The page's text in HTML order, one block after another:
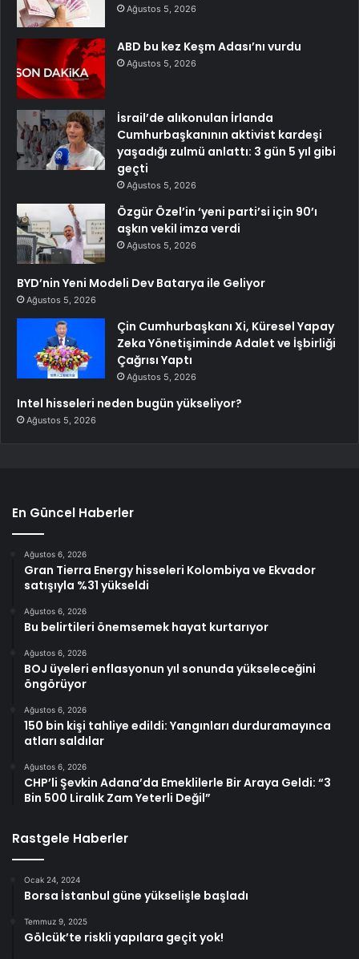
Ağustos 5, 2026
ABD bu kez Keşm Adası’nı vurdu
Ağustos 5, 2026
İsrail’de alıkonulan İrlanda
Cumhurbaşkanının aktivist kardeşi
yaşadığı zulmü anlattı: 3 gün 5 yıl gibi
geçti
Ağustos 5, 2026
Özgür Özel’in ‘yeni parti’si için 90’ı
aşkın vekil imza verdi
Ağustos 5, 2026
BYD’nin Yeni Modeli Dev Batarya ile Geliyor
Ağustos 5, 2026
Çin Cumhurbaşkanı Xi, Küresel Yapay
Zeka Yönetişiminde Adalet ve İşbirliği
Çağrısı Yaptı
Ağustos 5, 2026
Intel hisseleri neden bugün yükseliyor?
Ağustos 5, 2026
En Güncel Haberler
Ağustos 6, 2026
Gran Tierra Energy hisseleri Kolombiya ve Ekvador
satışıyla %31 yükseldi
Ağustos 6, 2026
Bu belirtileri önemsemek hayat kurtarıyor
Ağustos 6, 2026
BOJ üyeleri enflasyonun yıl sonunda yükseleceğini
öngörüyor
Ağustos 6, 2026
150 bin kişi tahliye edildi: Yangınları durduramayınca
atları saldılar
Ağustos 6, 2026
CHP’li Şevkin Adana’da Emeklilerle Bir Araya Geldi: “3
Bin 500 Liralık Zam Yeterli Değil”
Rastgele Haberler
Ocak 24, 2024
Borsa İstanbul güne yükselişle başladı
Temmuz 9, 2025
Gölcük’te riskli yapılara geçit yok!